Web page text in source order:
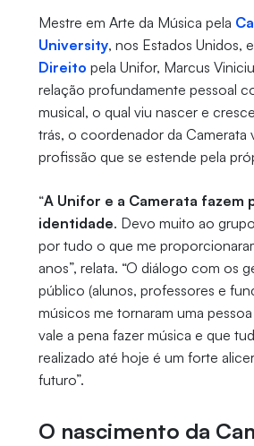
Mestre em Arte da Música pela
University, nos Estados Unidos,
Direito pela Unifor, Marcus
relação profundamente pessoal
musical, o qual viu nascer e
trás, o coordenador da Camerata
profissão que se estende pela
“A Unifor e a Camerata fazem
identidade. Devo muito ao
por tudo o que me
anos”, relata. “O diálogo com os
público (alunos, professores e
músicos me tornaram uma
vale a pena fazer música e que
realizado até hoje é um forte
futuro”.
O nascimento da